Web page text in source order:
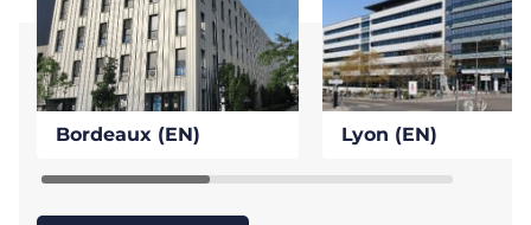
Bordeaux (EN) Lyon (EN)